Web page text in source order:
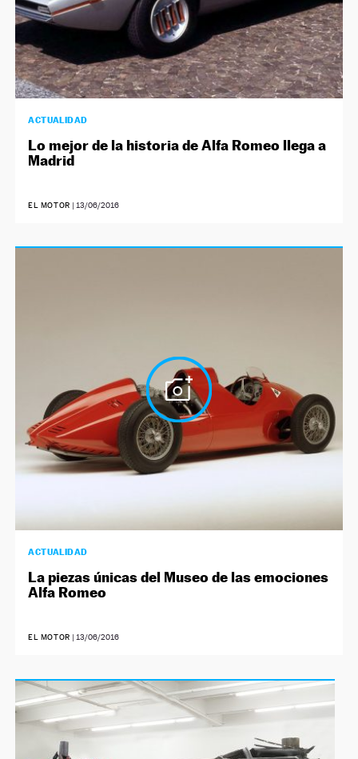
ACTUALIDAD
Lo mejor de la historia de Alfa Romeo llega a
Madrid
EL MOTOR | 13/06/2016
ACTUALIDAD
La piezas únicas del Museo de las emociones
Alfa Romeo
EL MOTOR | 13/06/2016